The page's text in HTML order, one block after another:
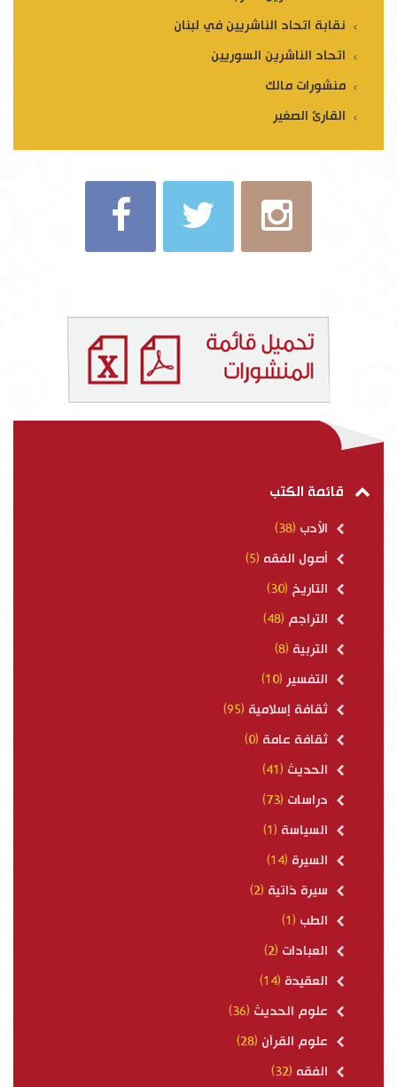
نقابة اتحاد الناشريين في لبنان
اتحاد الناشرين السوريين
منشورات مالك
القارئ الصغير
قائمة الكتب
الأدب (38)
أصول الفقه (5)
التاريخ (30)
التراجم (48)
التربية (8)
التفسير (10)
ثقافة إسلامية (95)
ثقافة عامة (0)
الحديث (41)
دراسات (73)
السياسة (1)
السيرة (14)
سيرة ذاتية (2)
الطب (1)
العبادات (2)
العقيدة (14)
علوم الحديث (36)
علوم القرآن (28)
الفقه (32)